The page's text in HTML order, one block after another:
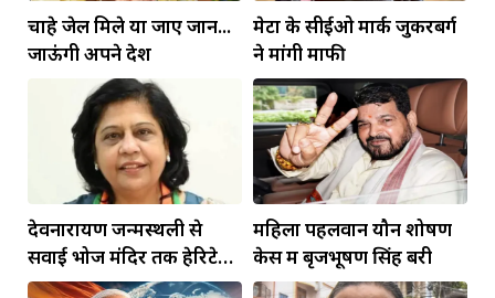
चाहे जेल मिले या जाए जान...
जाऊंगी अपने देश
मेटा के सीईओ मार्क जुकरबर्ग
ने मांगी माफी
देवनारायण जन्मस्थली से
सवाई भोज मंदिर तक हेरिटेज
कॉरिडोर बनाने की मांग
महिला पहलवान यौन शोषण
केस में बृजभूषण सिंह बरी